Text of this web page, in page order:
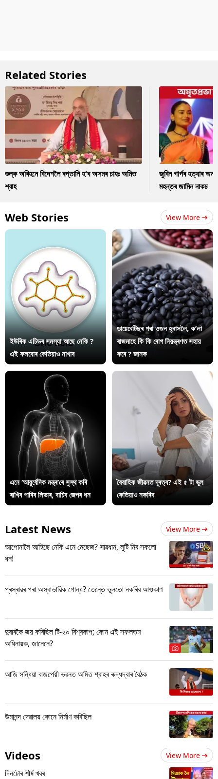
Related Stories
শুল্ক অবিহনে বিদেশলৈ ৰপ্তানি হ'ব অসমৰ চাহঃ অমিত
শ্বাহ
জুবিন গাৰ্গৰ হত্যাৰ
মহন্তৰ জামিন নাকচ
Web Stories View More
ইউৰিক এচিডৰ সমস্যা আছে নেকি ?
এই ফলবোৰ কেতিয়াও নাখাব
ডায়েবেটিছৰ পৰা ওজন হ্ৰাসলৈ, ক’লা
ৰাজমাহে কি কি ৰোগ নিয়ন্ত্ৰণত সহায়
কৰে ? জানক
এনে ‘আয়ুৰ্বেদিক মন্ত্ৰ’ৰে সুস্থ কৰি
ৰাখিব পাৰিব লিভাৰ, বাচিব জেপৰ ধন
বৈবাহিক জীৱনত দূৰত্ব? এই ৫ টা ভুল
কেতিয়াও নকৰিব
Latest News View More
আপোনালৈ আহিছে নেকি এনে মেছেজ? সাৱধান, লুটি নিব সকলো
ধন!
প্ৰস্ৰাৱৰ পৰা অস্বাভাৱিক গোন্ধ? তেন্তে ভুলতো নকৰিব আওকাণ
দুবাৰকৈ জয় কৰিছিল টি-২০ বিশ্বকাপ; কোন এই সফলতম
অধিনায়ক, জানেনে?
আজি সন্ধিয়া বাজপেয়ী ভৱনত অমিত শ্বাহৰ ৰুদ্ধদ্বাৰ বৈঠক
উমানন্দ দেৱালয় কোনে নিৰ্মাণ কৰিছিল
Videos View More
দিনটোৰ শীৰ্ষ খবৰ